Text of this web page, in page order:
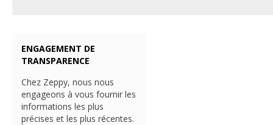
ENGAGEMENT DE
TRANSPARENCE
Chez Zeppy, nous nous
engageons à vous fournir les
informations les plus
précises et les plus récentes.